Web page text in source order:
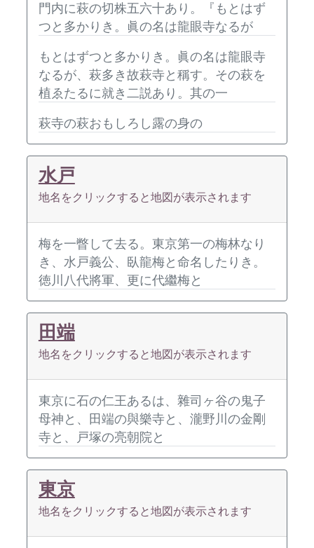
門内に萩の切株五六十あり。『もとはず
つと多かりき。眞の名は龍眼寺なるが
もとはずつと多かりき。眞の名は龍眼寺
なるが、萩多き故萩寺と稱す。その萩を
植ゑたるに就き二説あり。其の一
萩寺の萩おもしろし露の身の
水戸
地名をクリックすると地図が表示されます
梅を一瞥して去る。東京第一の梅林なり
き、水戸義公、臥龍梅と命名したりき。
徳川八代將軍、更に代繼梅と
田端
地名をクリックすると地図が表示されます
東京に石の仁王あるは、雜司ヶ谷の鬼子
母神と、田端の與樂寺と、瀧野川の金剛
寺と、戸塚の亮朝院と
東京
地名をクリックすると地図が表示されます